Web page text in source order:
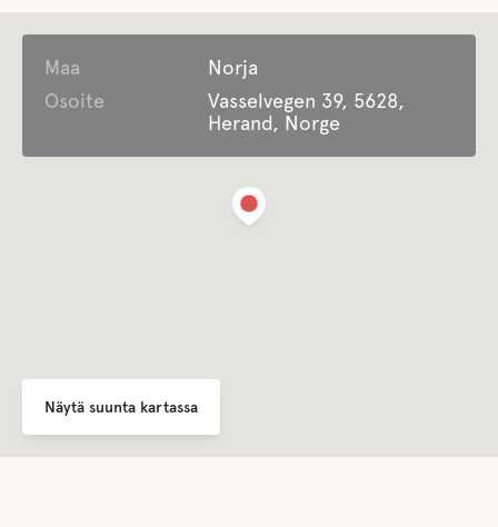
Maa
Norja
Osoite
Vasselvegen 39, 5628,
Herand, Norge
Näytä suunta kartassa